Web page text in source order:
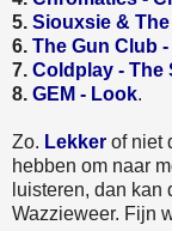
5. Siouxsie &
6. The Gun Club
7. Coldplay - The
8. GEM - Look.
Zo. Lekker of niet
hebben om naar
luisteren, dan
Wazzieweer. Fijn